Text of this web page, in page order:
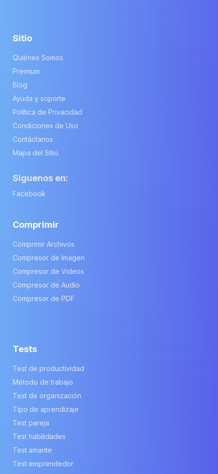
Sitio
Quiénes Somos
Premium
Blog
Ayuda y soporte
Política de Privacidad
Condiciones de Uso
Contáctanos
Mapa del Sitio
Siguenos en:
Facebook
Comprimir
Comprimir Archivos
Compresor de Imagen
Compresor de Videos
Compresor de Audio
Compresor de PDF
Tests
Test de productividad
Método de trabajo
Test de organización
Tipo de aprendizaje
Test pareja
Test habilidades
Test amante
Test emprendedor